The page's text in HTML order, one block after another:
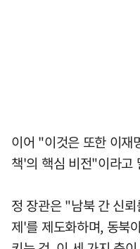
이어 "이것은 또한 이재
책'의 핵심 비전"이라고
정 장관은 "남북 간 신
제'를 제도화하며, 동북